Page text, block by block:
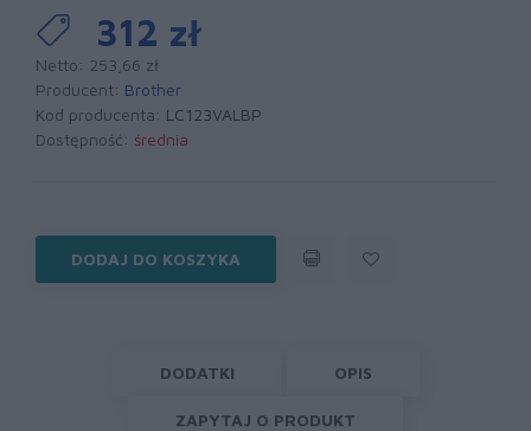
312 zł
Netto: 253,66 zł
Producent: Brother
Kod producenta: LC123VALBP
Dostępność: średnia
DODAJ DO KOSZYKA
DODATKI OPIS
ZAPYTAJ O PRODUKT